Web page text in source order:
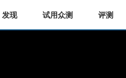
发现 试用众测 评测